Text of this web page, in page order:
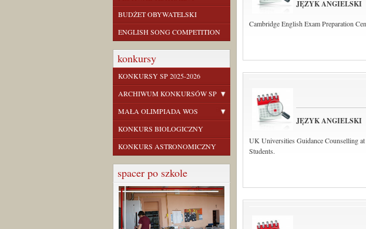
JĘZYK ANGIELSKI
Cambridge English Exam Preparation
JĘZYK ANGIELSKI
UK Universities Guidance Counselling
Students.
BUDŻET OBYWATELSKI
ENGLISH SONG COMPETITION
konkursy
KONKURSY SP 2025-2026
ARCHIWUM KONKURSÓW SP
MAŁA OLIMPIADA WOS
KONKURS BIOLOGICZNY
KONKURS ASTRONOMICZNY
spacer po szkole